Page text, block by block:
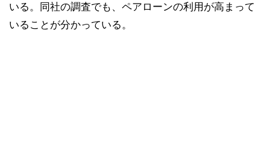
いる。同社の調査でも、ペアローンの利用が高まって
いることが分かっている。